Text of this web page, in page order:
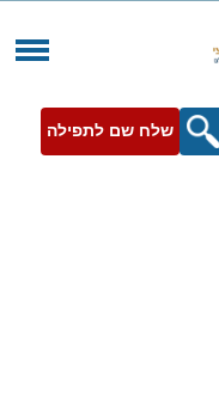
שלח שם לתפילה